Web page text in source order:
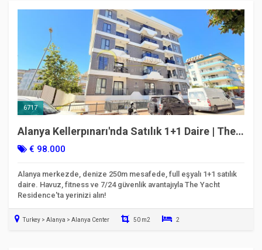
6717
Alanya Kellerpınarı'nda Satılık 1+1 Daire | The
Yacht Residence
€ 98.000
Alanya merkezde, denize 250m mesafede, full eşyalı 1+1 satılık
daire. Havuz, fitness ve 7/24 güvenlik avantajıyla The Yacht
Residence'ta yerinizi alın!
Turkey > Alanya > Alanya Center 50 m2 2